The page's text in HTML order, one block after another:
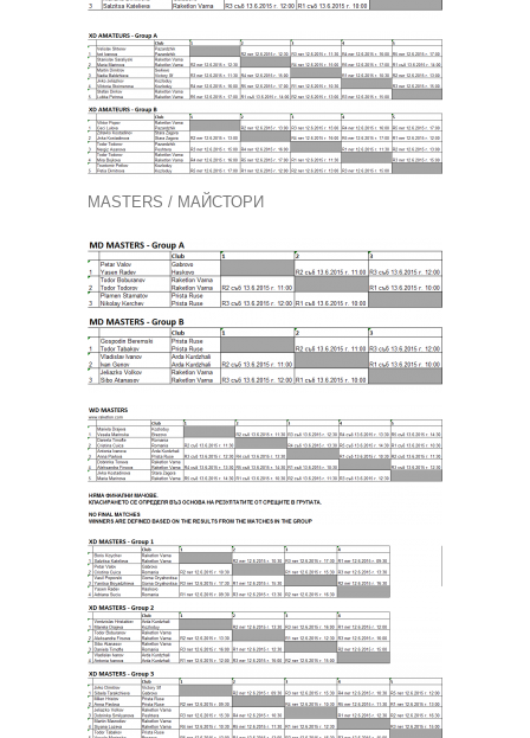
MASTERS / МАЙСТОРИ